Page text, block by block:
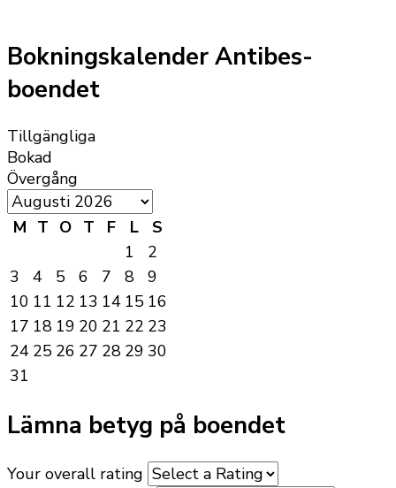
Bokningskalender Antibes-
boendet
Tillgängliga
Bokad
Övergång
M T O T F L
S
1
2
3
4 5 6 7 8
9
10 11 12 13 14 15 16
17 18 19 20 21 22 23
24 25 26 27 28 29 30
31
Lämna betyg på boendet
Your overall rating